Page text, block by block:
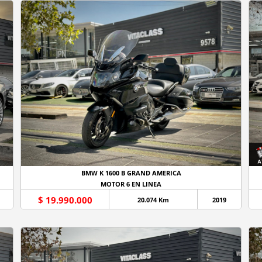
BMW K 1600 B GRAND AMERICA
MOTOR 6 EN LINEA
$ 19.990.000 20.074 Km 2019